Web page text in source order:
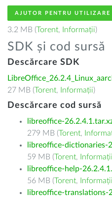
AJUTOR PENTRU UTILIZARE
3.2 MB (Torent, Informații)
SDK și cod sursă
Descărcare SDK
27 MB (Torent, Informații)
Descărcare cod sursă
libreoffice-
279 MB (Torent,
libreoffice-dictionaries-
59 MB (Torent, Informații
libreoffice-help-
56 MB (Torent, Informații
libreoffice-translations-